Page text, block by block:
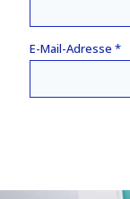
E-Mail-Adresse *